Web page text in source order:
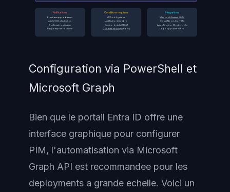
Notifications
E-mail aux approbateurs
Alerte SOC a l'activation
Confirmation utilisateur
Rappel expiration -15 min
Conditions requises
MFA obligatoire
Justification texte libre
Numéro de ticket ITSM
Conditional AccessPolicy
Integrations
Microsoft Sentinel SIEM
ServiceNow / Jira ITSM
Azure Monitor Workbooks
Logic Apps automation
Configuration via PowerShell et
Microsoft Graph
Bien que le portail Entra ID offre une
interface graphique pour configurer
PIM, l'automatisation via Microsoft
Graph API est recommandee pour les
deployments a grande echelle. Voici un